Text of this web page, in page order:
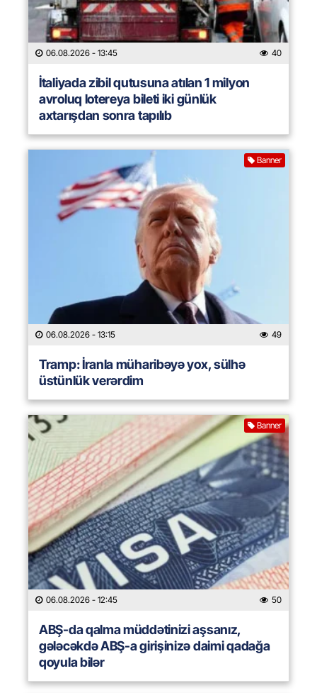
06.08.2026 - 13:45 40
İtaliyada zibil qutusuna atılan 1 milyon
avroluq lotereya bileti iki günlük
axtarışdan sonra tapılıb
Banner
06.08.2026 - 13:15 49
Tramp: İranla müharibəyə yox, sülhə
üstünlük verərdim
Banner
06.08.2026 - 12:45 50
ABŞ-da qalma müddətinizi aşsanız,
gələcəkdə ABŞ-a girişinizə daimi qadağa
qoyula bilər